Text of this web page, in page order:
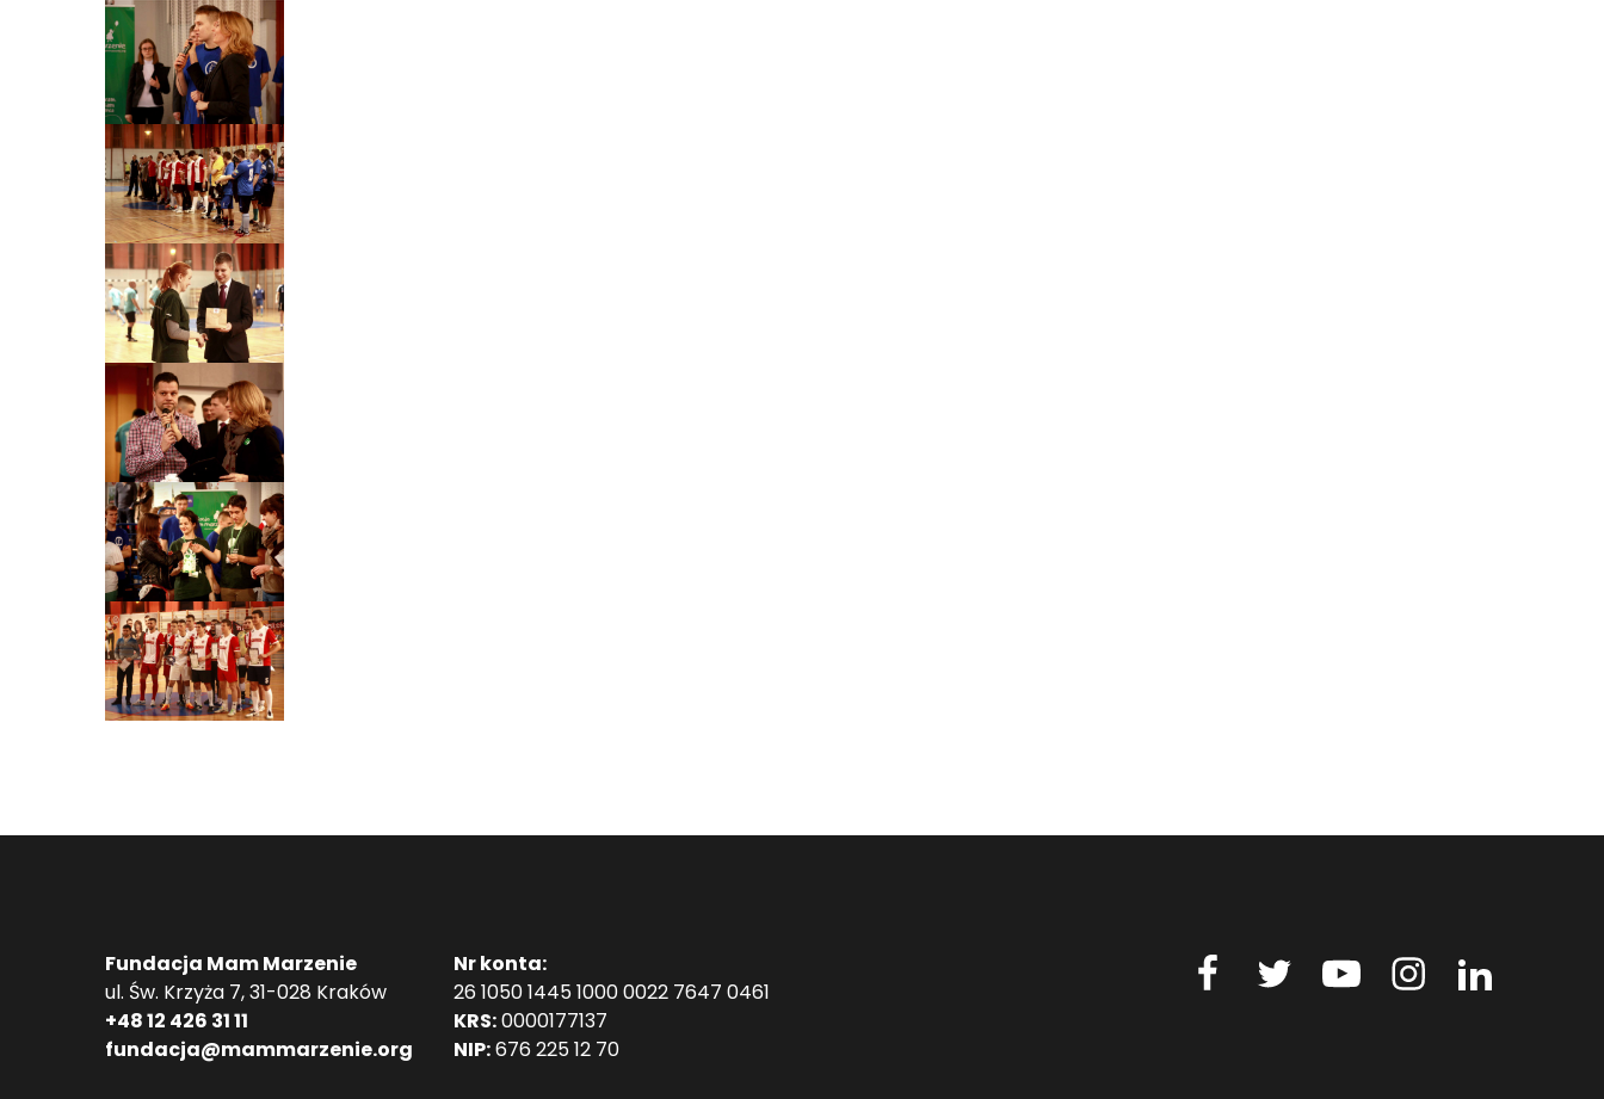
Fundacja Mam Marzenie
ul. Św. Krzyża 7, 31-028 Kraków
+48 12 426 31 11
fundacja@mammarzenie.org
Nr konta:
26 1050 1445 1000 0022 7647 0461
KRS:0000177137
NIP:676 225 12 70